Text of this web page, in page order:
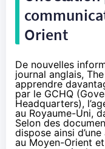
Orient
De nouvelles
journal anglais,
apprendre
par le GCHQ
Headquarters),
au Royaume-Uni,
Selon des
dispose ainsi
au Moyen-Orient